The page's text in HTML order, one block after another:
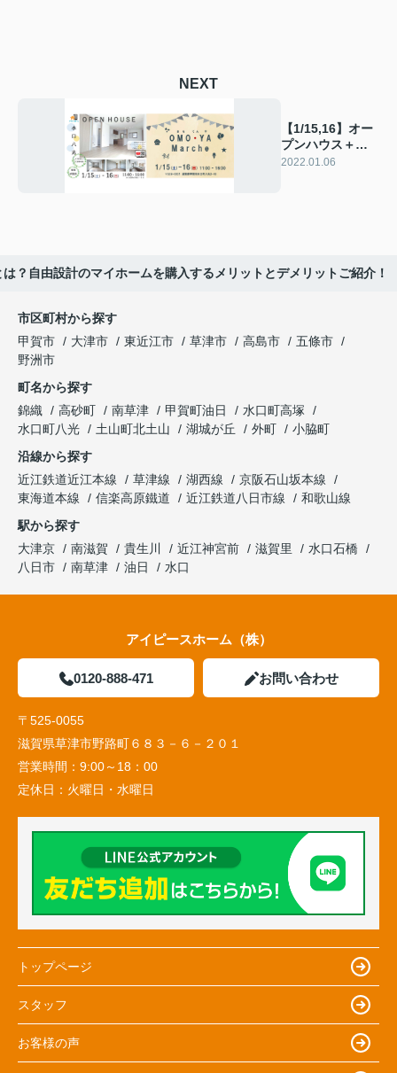
NEXT
【1/15,16】オー
プンハウス＋マ
ルシェ開催 @甲
2022.01.06
？自由設計のマイホームを購入するメリットとデメリットご紹介！
市区町村から探す
甲賀市
大津市 東近江市 草津市 高島市
五條市
野洲市
町名から探す
錦織
高砂町 南草津 甲賀町油日
水口町高塚
水口町八光
土山町北土山 湖城が丘 外町
小脇町
沿線から探す
近江鉄道近江本線
草津線 湖西線
京阪石山坂本線
東海道本線
信楽高原鐵道 近江鉄道八日市線
和歌山線
駅から探す
大津京
南滋賀 貴生川 近江神宮前 滋賀里
水口石橋
八日市
南草津 油日 水口
アイピースホーム（株）
0120-888-471 お問い合わせ
〒525-0055
滋賀県草津市野路町６８３－６－２０１
営業時間： 9:00～18：00
定休日： 火曜日・水曜日
トップページ
スタッフ
お客様の声